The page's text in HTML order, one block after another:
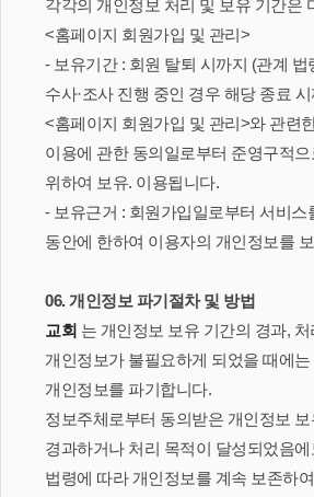
각각의 개인정보 처리 및 보유 기간은
<홈페이지 회원가입 및 관리>
- 보유기간 : 회원 탈퇴 시까지 (관계 법
수사·조사 진행 중인 경우 해당 종료
<홈페이지 회원가입 및 관리>와 관련
이용에 관한 동의일로부터 준영구적
위하여 보유. 이용됩니다.
- 보유근거 : 회원가입일로부터 서비스
동안에 한하여 이용자의 개인정보를
06. 개인정보 파기절차 및 방법
교회 는 개인정보 보유 기간의 경과,
개인정보가 불필요하게 되었을 때에
개인정보를 파기합니다.
정보주체로부터 동의받은 개인정보 보
경과하거나 처리 목적이 달성되었음
법령에 따라 개인정보를 계속 보존하